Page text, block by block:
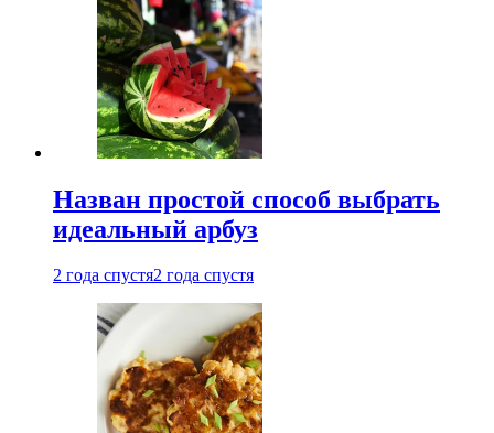
Назван простой способ выбрать
идеальный арбуз
2 года спустя2 года спустя